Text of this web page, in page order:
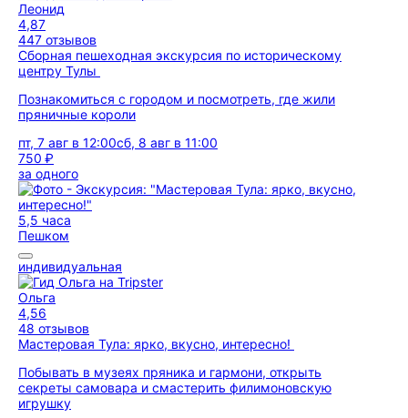
Леонид
4,87
447 отзывов
Сборная пешеходная экскурсия по историческому
центру Тулы
Познакомиться с городом и посмотреть, где жили
пряничные короли
пт, 7 авг в 12:00сб, 8 авг в 11:00
750 ₽
за одного
5,5 часа
Пешком
индивидуальная
Ольга
4,56
48 отзывов
Мастеровая Тула: ярко, вкусно, интересно!
Побывать в музеях пряника и гармони, открыть
секреты самовара и смастерить филимоновскую
игрушку